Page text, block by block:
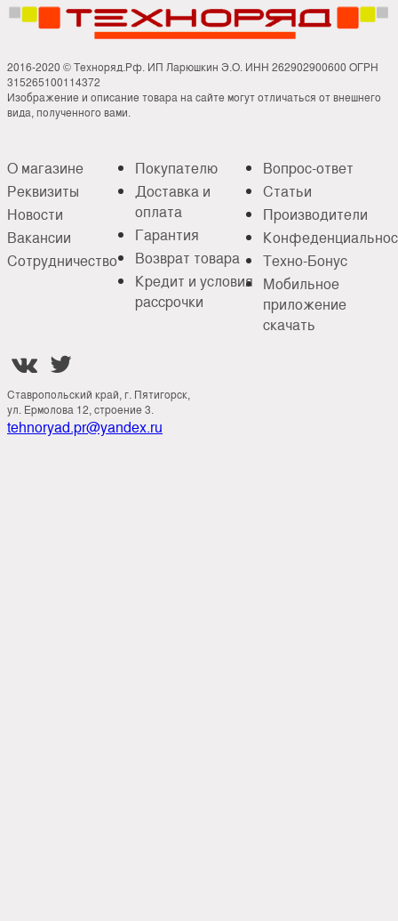
2016-2020 © Техноряд.Рф. ИП Ларюшкин Э.О. ИНН 262902900600 ОГРН
315265100114372
Изображение и описание товара на сайте могут отличаться от внешнего
вида, полученного вами.
О магазине
Реквизиты
Новости
Вакансии
Сотрудничество
Покупателю
Доставка и
оплата
Гарантия
Возврат товара
Кредит и условия
рассрочки
Вопрос-ответ
Статьи
Производители
Техно-Бонус
Мобильное
приложение
скачать
 
Ставропольский край, г. Пятигорск,
ул. Ермолова 12, строение 3.
tehnoryad.pr@yandex.ru